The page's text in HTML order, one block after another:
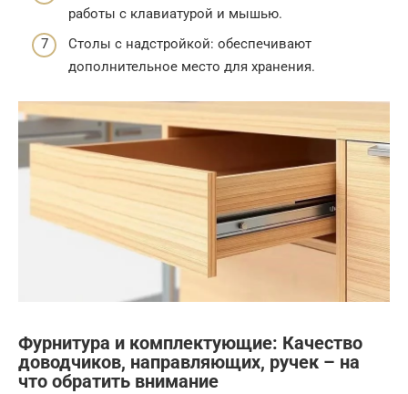
работы с клавиатурой и мышью.
Столы с надстройкой: обеспечивают
дополнительное место для хранения.
Фурнитура и комплектующие: Качество
доводчиков, направляющих, ручек – на
что обратить внимание